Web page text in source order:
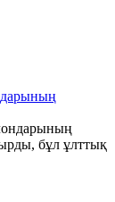
бұл ұлттық